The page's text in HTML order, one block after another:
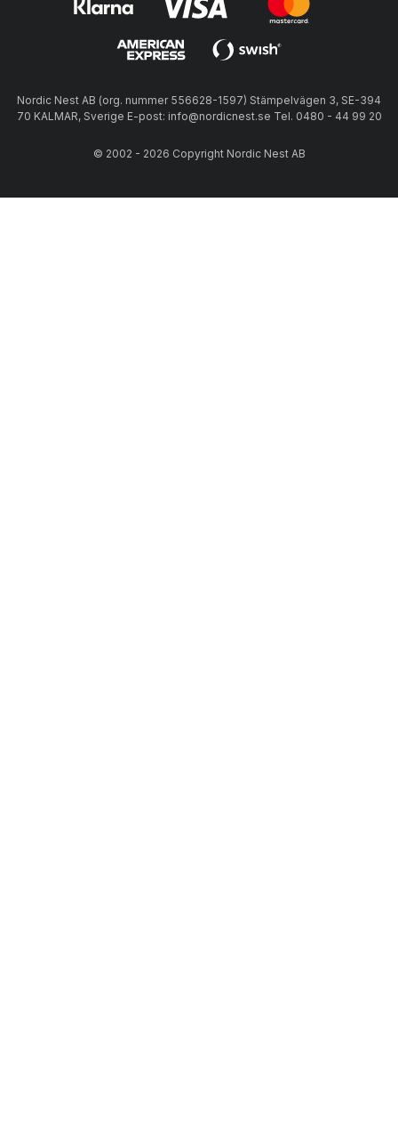
Nordic Nest AB (org. nummer 556628-1597) Stämpelvägen 3, SE-394
70 KALMAR, Sverige E-post: info@nordicnest.se Tel. 0480 - 44 99 20
© 2002 - 2026 Copyright Nordic Nest AB